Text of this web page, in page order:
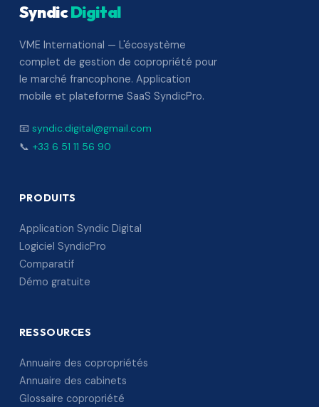
SyndicDigital
VME International — L'écosystème
complet de gestion de copropriété pour
le marché francophone. Application
mobile et plateforme SaaS SyndicPro.
📧 syndic.digital@gmail.com
📞 +33 6 51 11 56 90
PRODUITS
Application Syndic Digital
Logiciel SyndicPro
Comparatif
Démo gratuite
RESSOURCES
Annuaire des copropriétés
Annuaire des cabinets
Glossaire copropriété